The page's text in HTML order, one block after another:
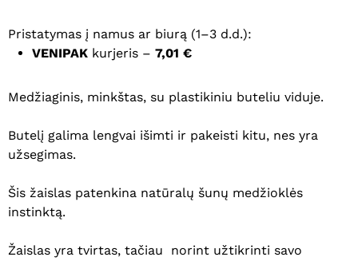
Pristatymas į namus ar biurą (1–3 d.d.):
VENIPAK kurjeris – 7,01 €
Medžiaginis, minkštas, su plastikiniu buteliu viduje.
Butelį galima lengvai išimti ir pakeisti kitu, nes yra
užsegimas.
Šis žaislas patenkina natūralų šunų medžioklės
instinktą.
Žaislas yra tvirtas, tačiau norint užtikrinti savo